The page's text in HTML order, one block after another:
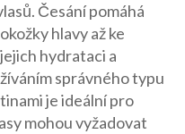
Česání pomáhá
hlavy až ke
hydrataci a
správného typu
je ideální pro
mohou vyžadovat